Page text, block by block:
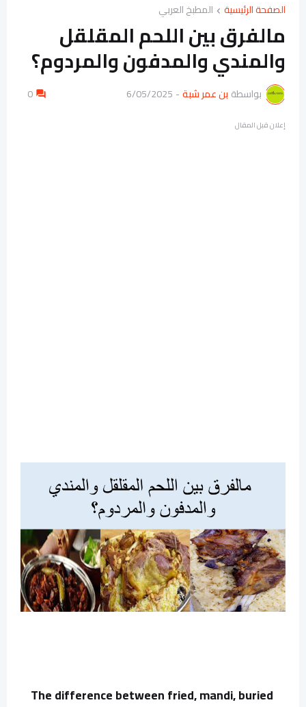
الصفحة الرئيسية المطبخ العربي
مالفرق بين اللحم المقلقل
والمندي والمدفون والمردوم؟
بواسطة بن عمر شبة-
6/05/2025
0
إعلان قبل المقال
The difference between fried, mandi, buried